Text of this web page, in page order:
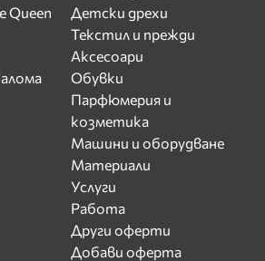
Queen
Детски дрехи
Текстил и прежди
Аксесоари
Обувки
Парфюмерия и
козметика
Машини и оборудване
Материали
Услуги
Работа
Други оферти
Добави оферта